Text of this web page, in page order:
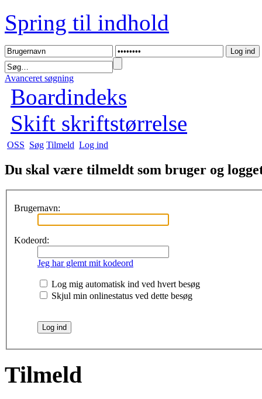
Spring til indhold
Avanceret søgning
Boardindeks
Skift skriftstørrelse
OSS Søg Tilmeld Log ind
Du skal være tilmeldt som bruger og
Brugernavn:
Kodeord:
Jeg har glemt mit kodeord
Log mig automatisk ind ved hvert besøg
Skjul min onlinestatus ved dette besøg
Tilmeld